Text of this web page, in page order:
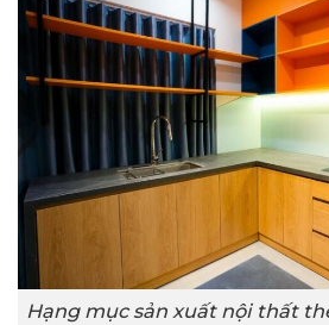
Hạng mục sản xuất nội thất